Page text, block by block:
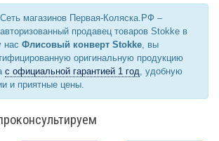
Сеть магазинов Первая-Коляска.РФ –
авторизованный продавец товаров Stokke в
нас Флисовый конверт Stokke, вы
оригинальную продукцию
с официальной гарантией 1 год, удобную
и приятные цены.